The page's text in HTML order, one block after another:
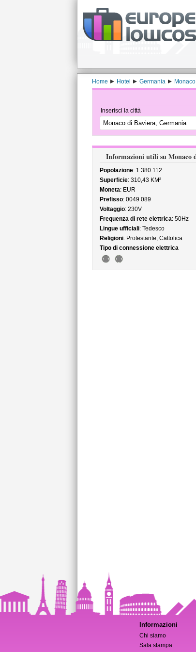
Home Hotel Germania
Inserisci la città
Informazioni utili su Monaco
Popolazione: 1.380.112
Superficie: 310,43 KM²
Moneta: EUR
Prefisso: 0049 089
Voltaggio: 230V
Frequenza di rete elettrica: 50Hz
Lingue ufficiali: Tedesco
Religioni: Protestante, Cattolica
Tipo di connessione elettrica
Informazioni
Chi siamo
Sala stampa